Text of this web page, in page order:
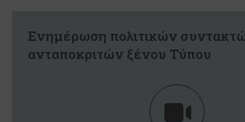
Ενημέρωση πολιτικών
ανταποκριτών ξένου Τύπου